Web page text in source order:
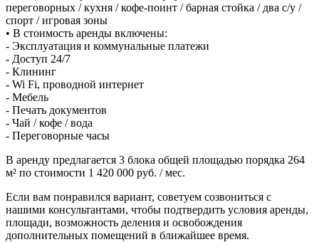
переговорных / кухня / кофе-поинт / барная стойка / два с/у /
спорт / игровая зоны
• В стоимость аренды включены:
- Эксплуатация и коммунальные платежи
- Доступ 24/7
- Клининг
- Wi Fi, проводной интернет
- Мебель
- Печать документов
- Чай / кофе / вода
- Переговорные часы
В аренду предлагается 3 блока общей площадью порядка 264
м² по стоимости 1 420 000 руб. / мес.
Если вам понравился вариант, советуем созвониться с
нашими консультантами, чтобы подтвердить условия аренды,
площади, возможность деления и освобождения
дополнительных помещений в ближайшее время.